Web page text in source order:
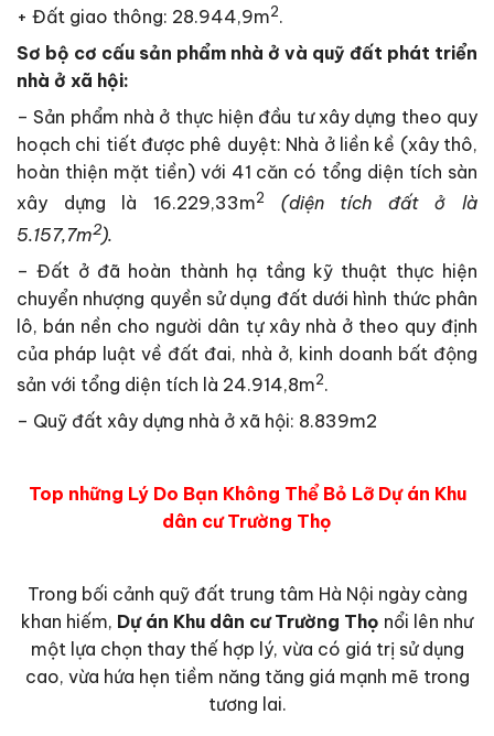
+ Đất giao thông: 28.944,9m2.
Sơ bộ cơ cấu sản phẩm nhà ở và quỹ đất phát triển
nhà ở xã hội:
– Sản phẩm nhà ở thực hiện đầu tư xây dựng theo quy
hoạch chi tiết được phê duyệt: Nhà ở liền kề (xây thô,
hoàn thiện mặt tiền) với 41 căn có tổng diện tích sàn
xây dựng là 16.229,33m2
(diện tích đất ở là
5.157,7m2).
– Đất ở đã hoàn thành hạ tầng kỹ thuật thực hiện
chuyển nhượng quyền sử dụng đất dưới hình thức phân
lô, bán nền cho người dân tự xây nhà ở theo quy định
của pháp luật về đất đai, nhà ở, kinh doanh bất động
sản với tổng diện tích là 24.914,8m2.
– Quỹ đất xây dựng nhà ở xã hội: 8.839m2
Top những Lý Do Bạn Không Thể Bỏ Lỡ Dự án Khu
dân cư Trường Thọ
Trong bối cảnh quỹ đất trung tâm Hà Nội ngày càng
khan hiếm, Dự án Khu dân cư Trường Thọ nổi lên như
một lựa chọn thay thế hợp lý, vừa có giá trị sử dụng
cao, vừa hứa hẹn tiềm năng tăng giá mạnh mẽ trong
tương lai.